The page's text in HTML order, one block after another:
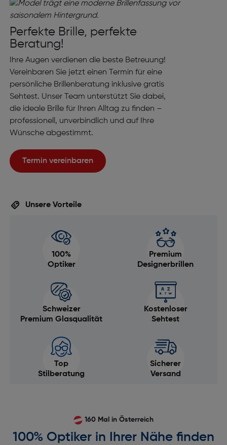
Perfekte Brille, perfekte
Beratung!
Ihre Augen verdienen die beste Betreuung!
Vereinbaren Sie jetzt einen Termin für eine
persönliche Brillenberatung inklusive gratis
Sehtest. Unser Team unterstützt Sie dabei,
die ideale Brille für Ihren Alltag zu finden –
professionell, unverbindlich und auf Ihre
Wünsche abgestimmt.
Termin vereinbaren
Unsere Vorteile
100%
Optiker
Premium
Designerbrillen
Schweizer
Premium Glasqualität
Kostenloser
Sehtest
Top
Stilberatung
Sicherer
Versand
160 Mal in Österreich
100% Optiker in Ihrer Nähe finden